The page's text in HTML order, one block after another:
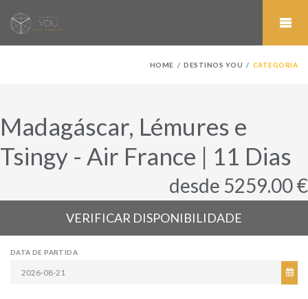
HOME DESTINOS YOU CATEGORIA
Madagáscar, Lémures e
Tsingy - Air France | 11 Dias
desde 5259.00 €
VERIFICAR DISPONIBILIDADE
DATA DE PARTIDA